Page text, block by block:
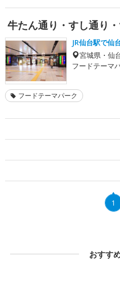
牛たん通り・すし通り
JR仙台駅で仙
宮城県・仙
フードテーマ
フードテーマパーク
1
おすす